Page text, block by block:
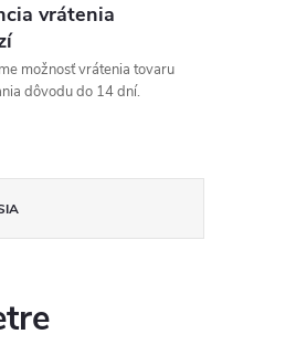
vrátenia
možnosť vrátenia tovaru
dôvodu do 14 dní.